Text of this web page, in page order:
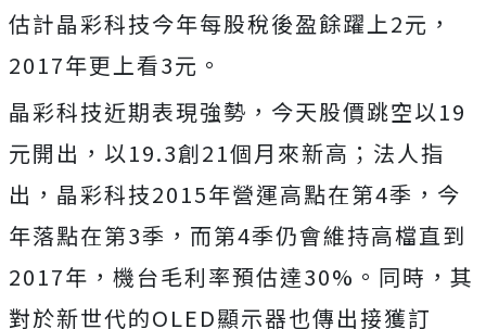
估計晶彩科技今年每股稅後盈餘躍上2元，
2017年更上看3元。
晶彩科技近期表現強勢，今天股價跳空以19
元開出，以19.3創21個月來新高；法人指
出，晶彩科技2015年營運高點在第4季，今
年落點在第3季，而第4季仍會維持高檔直到
2017年，機台毛利率預估達30%。同時，其
對於新世代的OLED顯示器也傳出接獲訂